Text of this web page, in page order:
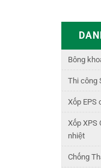
Bông
Thi công
Xốp EPS
Xốp XPS
nhiệt
Chống